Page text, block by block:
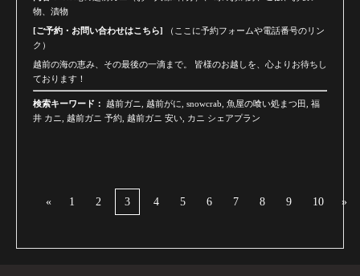
物、漬物
[ご予約・お問い合わせはこちら] （ここに予約フォームや電話番号のリン
ク）
越前の海の恵み、その最後の一滴まで。 皆様のお越しを、心よりお待ちし
ております！
検索キーワード： 越前ガニ, 越前がに, snowcrab, 魚屋の喰い処まつ田, 福
井 カニ, 越前ガニ 予約, 越前ガニ 安い, カニ シェアプラン
« 1 2 3 4 5 6 7 8 9 10 »